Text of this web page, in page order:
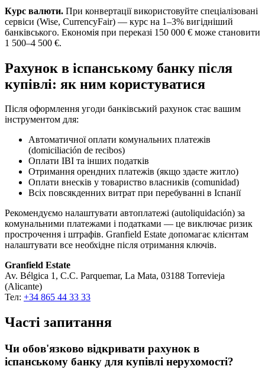
Курс валюти. При конвертації використовуйте спеціалізовані
сервіси (Wise, CurrencyFair) — курс на 1–3% вигідніший
банківського. Економія при переказі 150 000 € може становити
1 500–4 500 €.
Рахунок в іспанському банку після
купівлі: як ним користуватися
Після оформлення угоди банківський рахунок стає вашим
інструментом для:
Автоматичної оплати комунальних платежів
(domiciliación de recibos)
Оплати IBI та інших податків
Отримання орендних платежів (якщо здаєте житло)
Оплати внесків у товариство власників (comunidad)
Всіх повсякденних витрат при перебуванні в Іспанії
Рекомендуємо налаштувати автоплатежі (autoliquidación) за
комунальними платежами і податками — це виключає ризик
прострочення і штрафів. Granfield Estate допомагає клієнтам
налаштувати все необхідне після отримання ключів.
Granfield Estate
Av. Bélgica 1, C.C. Parquemar, La Mata, 03188 Torrevieja
(Alicante)
Тел: +34 865 44 33 33
Часті запитання
Чи обов'язково відкривати рахунок в
іспанському банку для купівлі нерухомості?